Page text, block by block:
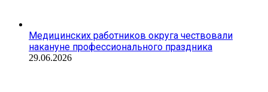
Медицинских работников округа чествовали
накануне профессионального праздника
29.06.2026